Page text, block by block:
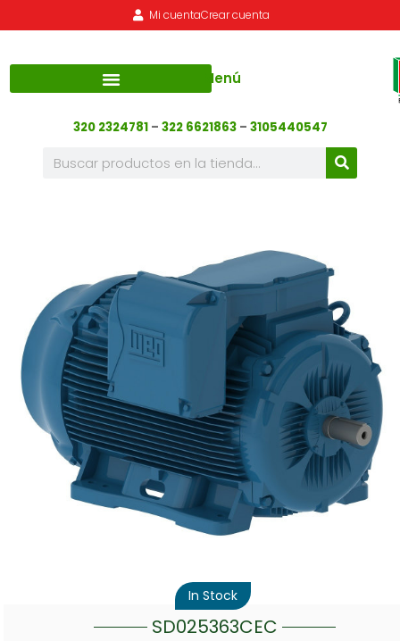
Mi cuentaCrear cuenta
Menú
320 2324781– 322 6621863 – 3105440547
In Stock
SD025363CEC